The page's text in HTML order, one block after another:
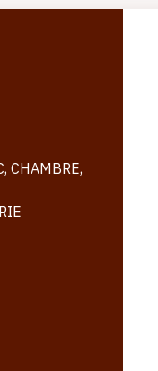
CHAMBRE,